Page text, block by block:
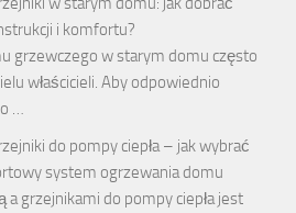
i komfortu?
grzewczego w starym domu często
właścicieli. Aby odpowiednio
…
do pompy ciepła – jak wybrać
system ogrzewania domu
a grzejnikami do pompy ciepła jest